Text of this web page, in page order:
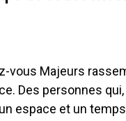
vous Majeurs
Des personnes
espace et un